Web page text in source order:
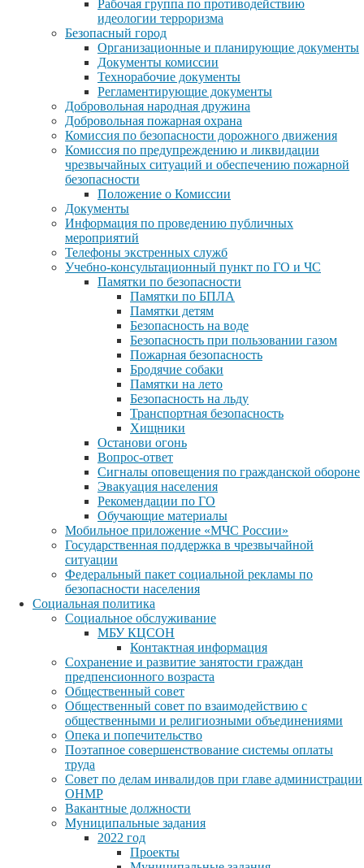
Рабочая группа по противодействию
идеологии терроризма
Безопасный город
Организационные и планирующие документы
Документы комиссии
Технорабочие документы
Регламентирующие документы
Добровольная народная дружина
Добровольная пожарная охрана
Комиссия по безопасности дорожного движения
Комиссия по предупреждению и ликвидации
чрезвычайных ситуаций и обеспечению пожарной
безопасности
Положение о Комиссии
Документы
Информация по проведению публичных
мероприятий
Телефоны экстренных служб
Учебно-консультационный пункт по ГО и ЧС
Памятки по безопасности
Памятки по БПЛА
Памятки детям
Безопасность на воде
Безопасность при пользовании газом
Пожарная безопасность
Бродячие собаки
Памятки на лето
Безопасность на льду
Транспортная безопасность
Хищники
Останови огонь
Вопрос-ответ
Сигналы оповещения по гражданской обороне
Эвакуация населения
Рекомендации по ГО
Обучающие материалы
Мобильное приложение «МЧС России»
Государственная поддержка в чрезвычайной
ситуации
Федеральный пакет социальной рекламы по
безопасности населения
Социальная политика
Социальное обслуживание
МБУ КЦСОН
Контактная информация
Сохранение и развитие занятости граждан
предпенсионного возраста
Общественный совет
Общественный совет по взаимодействию с
общественными и религиозными объединениями
Опека и попечительство
Поэтапное совершенствование системы оплаты
труда
Совет по делам инвалидов при главе администрации
ОНМР
Вакантные должности
Муниципальные задания
2022 год
Проекты